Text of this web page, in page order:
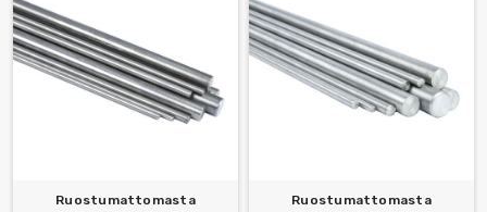
Ruostumattomasta
Ruostumattomasta